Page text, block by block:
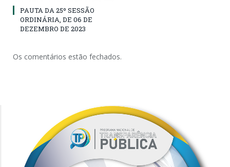
PAUTA DA 25º SESSÃO
ORDINÁRIA, DE 06 DE
DEZEMBRO DE 2023
Os comentários estão fechados.